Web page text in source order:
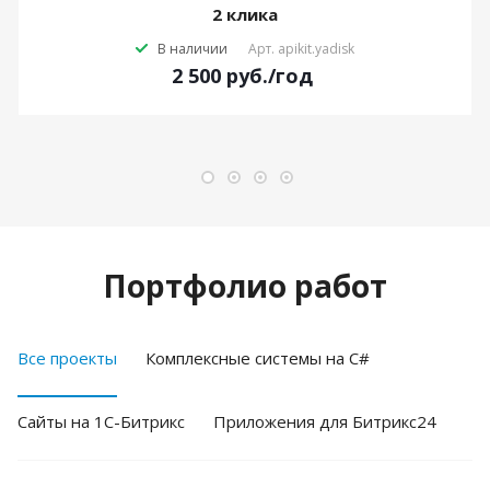
2 клика
В наличии Арт. apikit.yadisk
2 500 руб./год
Портфолио работ
Все проекты Комплексные системы на C#
Cайты на 1С-Битрикс Приложения для Битрикс24